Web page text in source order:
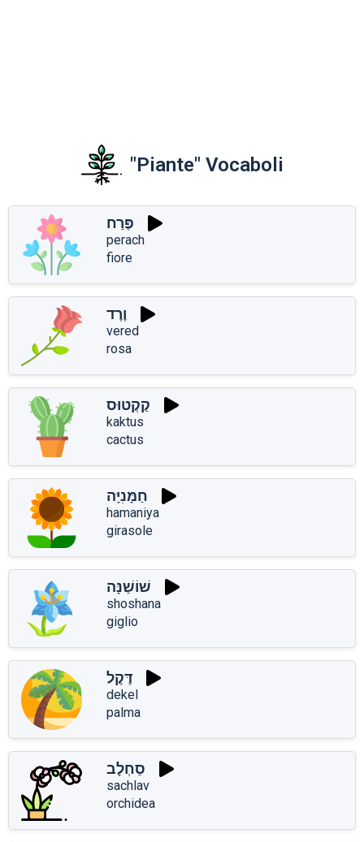
"Piante" Vocaboli
פֶּרַח
perach
fiore
וֶרֶד
vered
rosa
קַקְטוּס
kaktus
cactus
חַמָּנִיָּה
hamaniya
girasole
שׁוֹשַׁנָּה
shoshana
giglio
דֶּקֶל
dekel
palma
סַחְלָב
sachlav
orchidea